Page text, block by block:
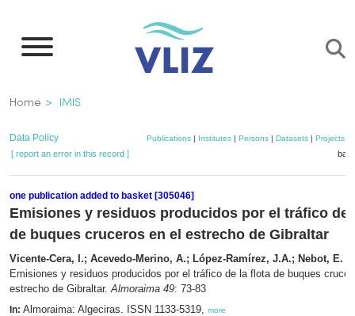
main
Breadcrumb
Home IMIS
Data Policy Publications| Institutes| Persons| Datasets| Projects|
[ report an error in this record ]
one publication added to basket [305046]
Emisiones y residuos producidos por el tráfico de
de buques cruceros en el estrecho de Gibraltar
Vicente-Cera, I.; Acevedo-Merino, A.; López-Ramírez, J.A.; Nebot, E.
Emisiones y residuos producidos por el tráfico de la flota de buques
estrecho de Gibraltar.Almoraima 49: 73-83
In: Almoraima: Algeciras. ISSN 1133-5319, more